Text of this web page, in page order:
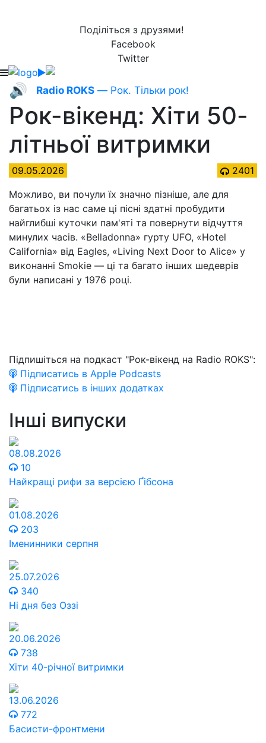
Поділіться з друзями!
Facebook
Twitter
🔊 Radio ROKS — Рок. Тільки рок!
Рок-вікенд: Хіти 50-
літньої витримки
09.05.2026
2401
Можливо, ви почули їх значно пізніше, але для
багатьох із нас саме ці пісні здатні пробудити
найглибші куточки пам'яті та повернути відчуття
минулих часів. «Belladonna» гурту UFO, «Hotel
California» від Eagles, «Living Next Door to Alice» у
виконанні Smokie — ці та багато інших шедеврів
були написані у 1976 році.
Підпишіться на подкаст "Рок-вікенд на Radio ROKS":
Підписатись в Apple Podcasts
Підписатись в інших додатках
Інші випуски
08.08.2026
10
Найкращі рифи за версією Ґібсона
01.08.2026
203
Іменинники серпня
25.07.2026
340
Ні дня без Оззі
20.06.2026
738
Хіти 40-річної витримки
13.06.2026
772
Басисти-фронтмени